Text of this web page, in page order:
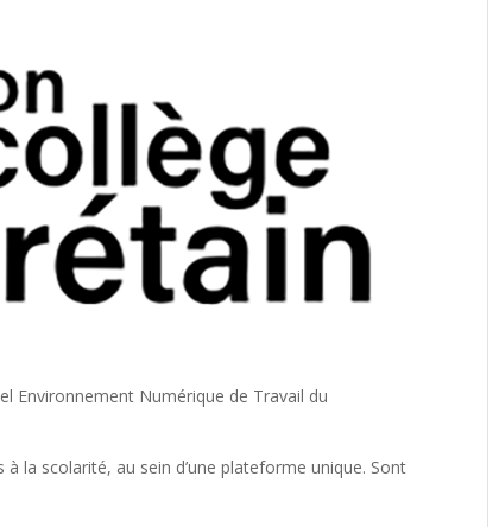
Environnement Numérique de Travail du
la scolarité, au sein d’une plateforme unique. Sont